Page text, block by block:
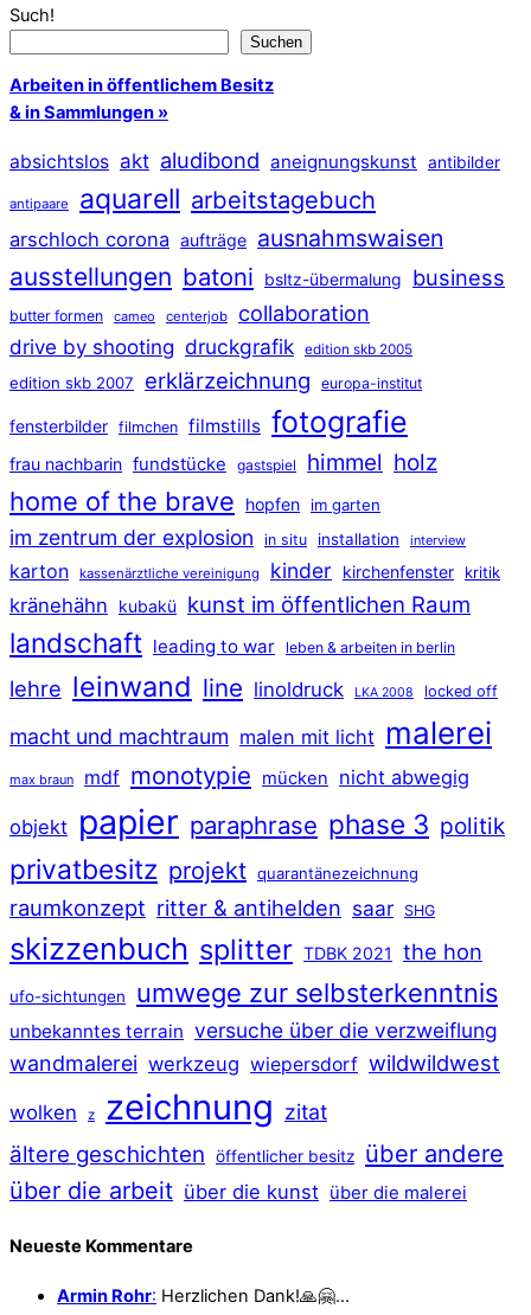
Such!
Suchen
Arbeiten in öffentlichem Besitz
& in Sammlungen »
absichtslos akt aludibond aneignungskunst antibilder
antipaare aquarell arbeitstagebuch
arschloch corona aufträge ausnahmswaisen
ausstellungen batoni bsltz-übermalung business
butter formen cameo centerjob collaboration
drive by shooting druckgrafik edition skb 2005
edition skb 2007 erklärzeichnung europa-institut
fensterbilder filmchen filmstills fotografie
frau nachbarin fundstücke gastspiel himmel holz
home of the brave hopfen im garten
im zentrum der explosion in situ installation interview
karton kassenärztliche vereinigung kinder kirchenfenster kritik
kränehähn kubakü kunst im öffentlichen Raum
landschaft leading to war leben & arbeiten in berlin
lehre leinwand line linoldruck LKA 2008 locked off
macht und machtraum malen mit licht malerei
max braun mdf monotypie mücken nicht abwegig
objekt papier paraphrase phase 3 politik
privatbesitz projekt quarantänezeichnung
raumkonzept ritter & antihelden saar SHG
skizzenbuch splitter TDBK 2021 the hon
ufo-sichtungen umwege zur selbsterkenntnis
unbekanntes terrain versuche über die verzweiflung
wandmalerei werkzeug wiepersdorf wildwildwest
wolken z zeichnung zitat
ältere geschichten öffentlicher besitz über andere
über die arbeit über die kunst über die malerei
Neueste Kommentare
Armin Rohr: Herzlichen Dank!🙏🤗…